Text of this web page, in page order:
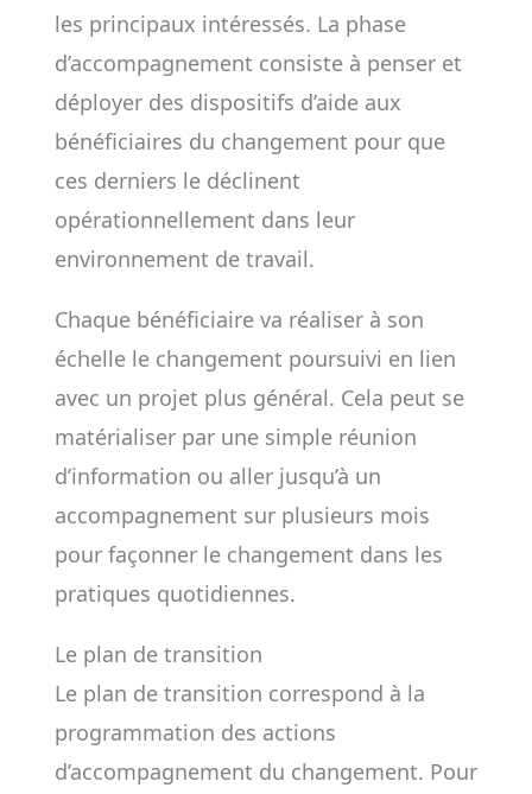
les principaux intéressés. La phase
d’accompagnement consiste à penser et
déployer des dispositifs d’aide aux
bénéficiaires du changement pour que
ces derniers le déclinent
opérationnellement dans leur
environnement de travail.
Chaque bénéficiaire va réaliser à son
échelle le chan­gement poursuivi en lien
avec un projet plus général. Cela peut se
matérialiser par une simple réunion
d’information ou aller jusqu’à un
accompagnement sur plusieurs mois
pour façonner le changement dans les
pratiques quotidiennes.
Le plan de transition
Le plan de transition correspond à la
programmation des actions
d’accompagnement du changement. Pour